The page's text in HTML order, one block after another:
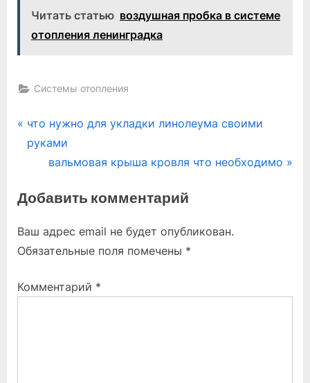
Читать статью воздушная пробка в системе
отопления ленинградка
Системы отопления
Навигация
по
P
r
i
u
s
o
что нужно для укладки линолеума своими
руками
N
x
P
o
t
вальмовая крыша кровля что необходимо
Добавить комментарий
Ваш адрес email не будет опубликован.
Обязательные поля помечены *
Комментарий *